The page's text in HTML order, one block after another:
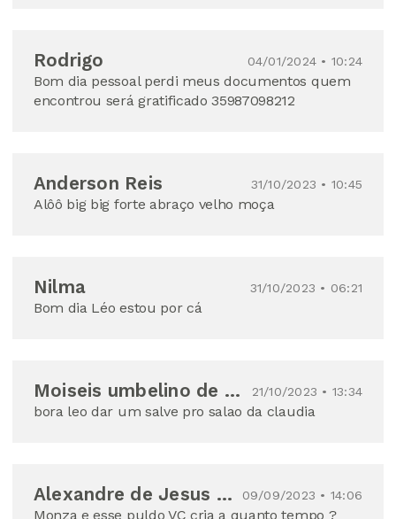
Rodrigo 04/01/2024 • 10:24
Bom dia pessoal perdi meus documentos quem
encontrou será gratificado 35987098212
Anderson Reis 31/10/2023 • 10:45
Alôô big big forte abraço velho moça
Nilma 31/10/2023 • 06:21
Bom dia Léo estou por cá
Moiseis umbelino de macedo 21/10/2023 • 13:34
bora leo dar um salve pro salao da claudia
Alexandre de Jesus Carmo chagas 09/09/2023 • 14:06
Monza e esse puldo VC cria a quanto tempo ?